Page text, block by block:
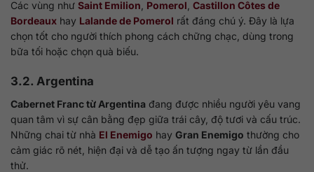
Các vùng như Saint Emilion Pomerol Castillon Côtes de
Bordeaux hay Lalande de Pomerol rất đáng chú ý. Đây là lựa
chọn tốt cho người thích phong cách chững chạc, dùng trong
bữa tối hoặc chọn quà biếu.
3.2. Argentina
Cabernet Franc từ Argentina đang được nhiều người yêu vang
quan tâm vì sự cân bằng đẹp giữa trái cây, độ tươi và cấu trúc.
Những chai từ nhà El Enemigo hay Gran Enemigo thường cho
cảm giác rõ nét, hiện đại và dễ tạo ấn tượng ngay từ lần đầu
thử.